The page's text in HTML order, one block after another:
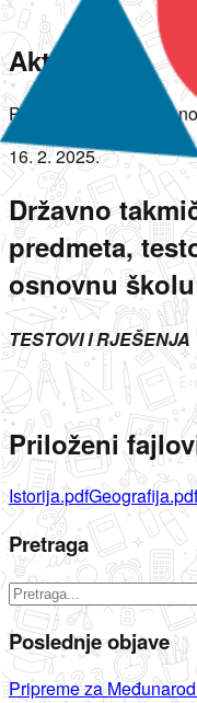
Aktivnosti
Pogledajte poslednje
16. 2. 2025.
Državno
predmeta,
osnovnu
TESTOVI I RJEŠENJA
Priloženi
Istorija.pdfGeografija.pdf
Pretraga
Poslednje objave
Pripreme za